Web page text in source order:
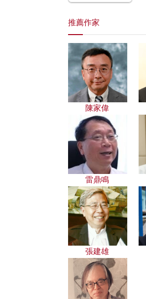
推薦作家
陳家偉
雷鼎鳴
張建雄